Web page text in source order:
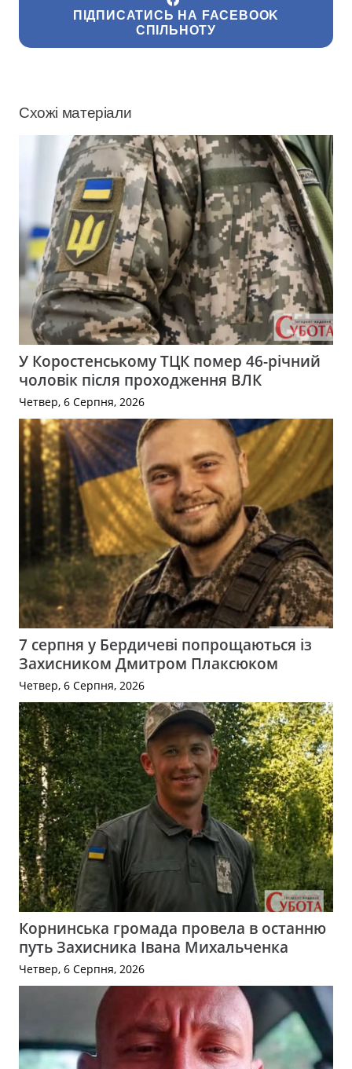
ПІДПИСАТИСЬ НА FACEBOOK
СПІЛЬНОТУ
Схожі матеріали
У Коростенському ТЦК помер 46-річний
чоловік після проходження ВЛК
Четвер, 6 Серпня, 2026
7 серпня у Бердичеві попрощаються із
Захисником Дмитром Плаксюком
Четвер, 6 Серпня, 2026
Корнинська громада провела в останню
путь Захисника Івана Михальченка
Четвер, 6 Серпня, 2026